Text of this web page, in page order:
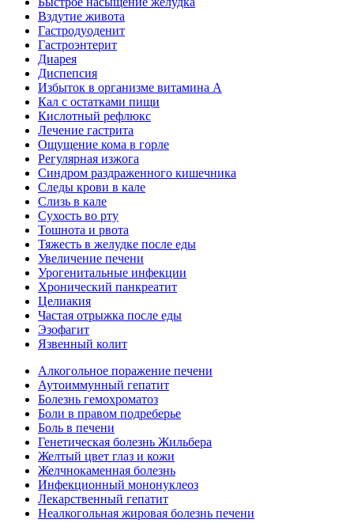
Вздутие живота
Гастродуоденит
Гастроэнтерит
Диарея
Диспепсия
Избыток в организме витамина А
Кал с остатками пищи
Кислотный рефлюкс
Лечение гастрита
Ощущение кома в горле
Регулярная изжога
Синдром раздраженного кишечника
Следы крови в кале
Слизь в кале
Сухость во рту
Тошнота и рвота
Тяжесть в желудке после еды
Увеличение печени
Урогенитальные инфекции
Хронический панкреатит
Целиакия
Частая отрыжка после еды
Эзофагит
Язвенный колит
Алкогольное поражение печени
Аутоиммунный гепатит
Болезнь гемохроматоз
Боли в правом подреберье
Боль в печени
Генетическая болезнь Жильбера
Желтый цвет глаз и кожи
Желчнокаменная болезнь
Инфекционный мононуклеоз
Лекарственный гепатит
Неалкогольная жировая болезнь печени